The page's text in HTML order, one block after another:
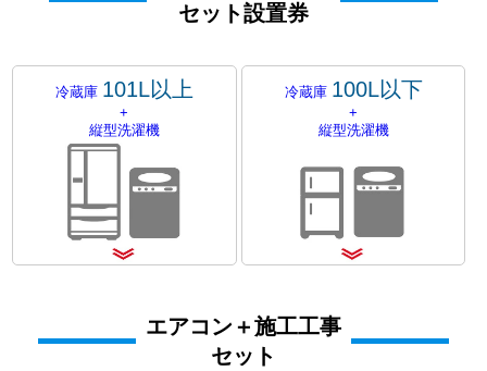
セット設置券
冷蔵庫 101L以上
+
縦型洗濯機
冷蔵庫 100L以下
+
縦型洗濯機
エアコン＋施工工事
セット